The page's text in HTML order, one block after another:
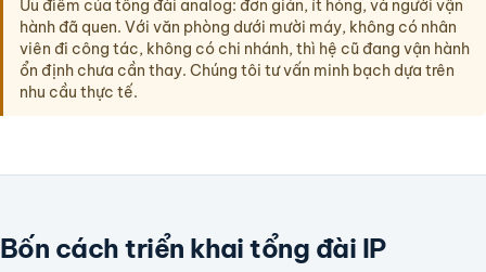
Ưu điểm của tổng đài analog: đơn giản, ít hỏng, và người vận
hành đã quen. Với văn phòng dưới mười máy, không có nhân
viên đi công tác, không có chi nhánh, thì hệ cũ đang vận hành
ổn định chưa cần thay. Chúng tôi tư vấn minh bạch dựa trên
nhu cầu thực tế.
Bốn cách triển khai tổng đài IP